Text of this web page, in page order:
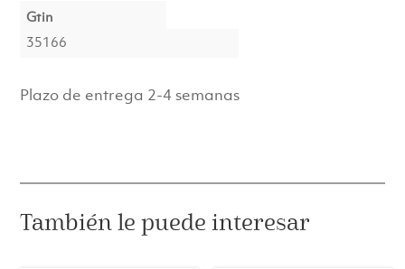
Gtin
35166
Plazo de entrega 2-4 semanas
También le puede interesar